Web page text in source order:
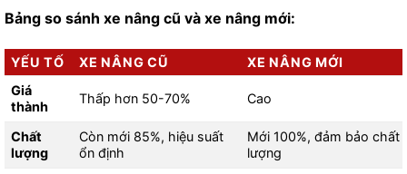
Bảng so sánh xe nâng cũ và xe nâng mới:
YẾU TỐ XE NÂNG CŨ
XE NÂNG MỚI
Giá
thành
Thấp hơn 50-70% Cao
Chất
lượng
Còn mới 85%, hiệu suất
ổn định
Mới 100%, đảm bảo chất
lượng